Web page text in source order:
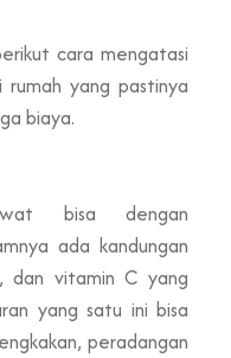
cara mengatasi
yang pastinya
biaya.
bisa dengan
ada kandungan
dan vitamin C yang
yang satu ini bisa
peradangan